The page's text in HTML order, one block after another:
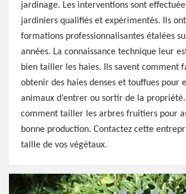
jardinage. Les interventions sont
jardiniers qualifiés et expérimentés. Ils
formations professionnalisantes étalées
années. La connaissance technique leur
bien tailler les haies. Ils savent comment
obtenir des haies denses et touffues pour
animaux d’entrer ou sortir de la
comment tailler les arbres fruitiers pour
bonne production. Contactez cette
taille de vos végétaux.